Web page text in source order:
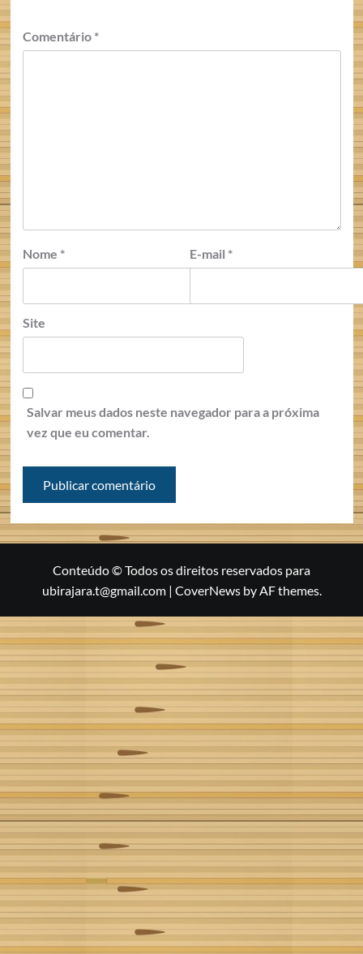
Comentário *
Nome * E-mail *
Site
Salvar meus dados neste navegador para a próxima
vez que eu comentar.
Conteúdo © Todos os direitos reservados para
ubirajara.t@gmail.com | CoverNewsby AF themes.